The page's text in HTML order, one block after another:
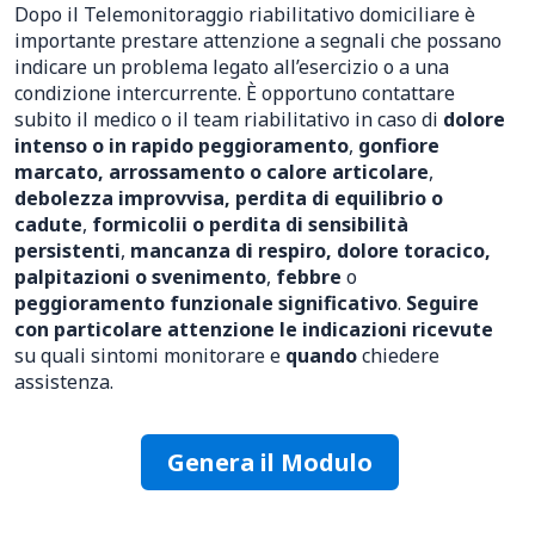
Dopo il Telemonitoraggio riabilitativo domiciliare è
importante prestare attenzione a segnali che possano
indicare un problema legato all’esercizio o a una
condizione intercurrente. È opportuno contattare
subito il medico o il team riabilitativo in caso di dolore
intenso o in rapido peggioramento, gonfiore
marcato, arrossamento o calore articolare,
debolezza improvvisa, perdita di equilibrio o
cadute, formicolii o perdita di sensibilità
persistenti, mancanza di respiro, dolore toracico,
palpitazioni o svenimento, febbre o
peggioramento funzionale significativo. Seguire
con particolare attenzione le indicazioni ricevute
su quali sintomi monitorare e quandochiedere
assistenza.
Genera il Modulo